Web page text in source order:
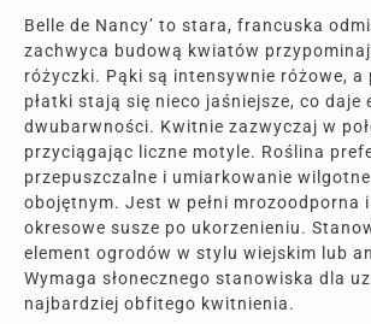
Belle de Nancy’ to stara, francuska
zachwyca budową kwiatów
różyczki. Pąki są intensywnie różowe, a
płatki stają się nieco jaśniejsze, co daje
dwubarwności. Kwitnie zazwyczaj w
przyciągając liczne motyle. Roślina
przepuszczalne i umiarkowanie
obojętnym. Jest w pełni mrozoodporna
okresowe susze po ukorzenieniu.
element ogrodów w stylu wiejskim lub
Wymaga słonecznego stanowiska dla
najbardziej obfitego kwitnienia.